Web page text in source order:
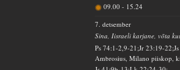
09.00- 15.24
7. detsember
Sina, Iisraeli karjane, võta
Ps 74:1-2,9-21;Jr 23:19-
Ambrosius, Milano piiskop,